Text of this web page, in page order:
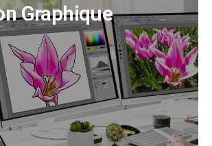
Graphique
Graphique
tous vos supports de
(flyer, affiche, brochure produit,
mascotte..)
PLUS